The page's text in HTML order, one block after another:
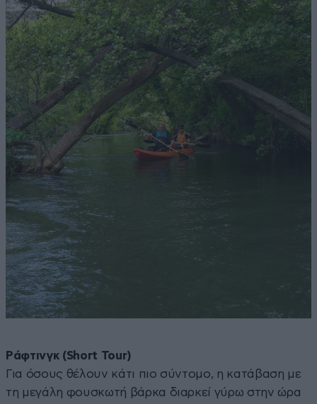
Ράφτινγκ (Short Tour)
Για όσους θέλουν κάτι πιο σύντομο, η κατάβαση με
τη μεγάλη φουσκωτή βάρκα διαρκεί γύρω στην ώρα